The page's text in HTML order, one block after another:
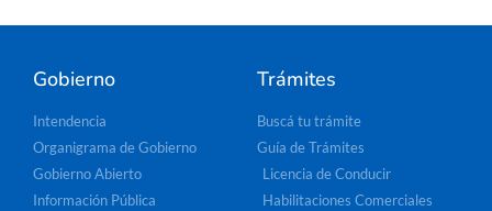
Gobierno
Intendencia
Organigrama de Gobierno
Gobierno Abierto
Información Pública
Trámites
Buscá tu trámite
Guía de Trámites
Licencia de Conducir
Habilitaciones Comerciales